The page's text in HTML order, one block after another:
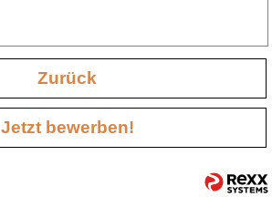
Zurück
Jetzt bewerben!